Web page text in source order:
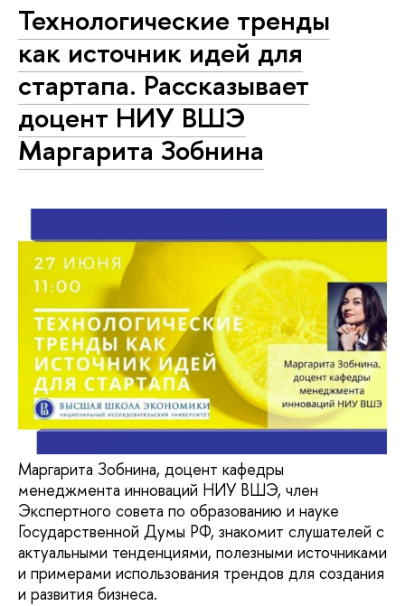
Технологические тренды
как источник идей для
стартапа. Рассказывает
доцент НИУ ВШЭ
Маргарита Зобнина
Маргарита Зобнина, доцент кафедры
менеджмента инноваций НИУ ВШЭ, член
Экспертного совета по образованию и науке
Государственной Думы РФ, знакомит слушателей с
актуальными тенденциями, полезными источниками
и примерами использования трендов для создания
и развития бизнеса.